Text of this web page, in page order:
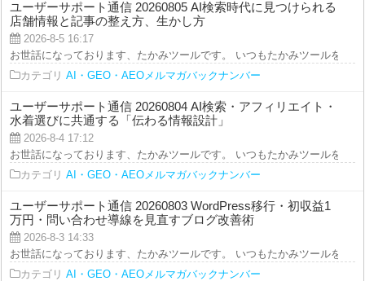
ユーザーサポート通信 20260805 AI検索時代に見つけられる
店舗情報と記事の整え方、生かし方
2026-8-5 16:17
お世話になっております、たかみツールです。 いつもたかみツールをご
カテゴリ AI・GEO・AEOメルマガバックナンバー
ユーザーサポート通信 20260804 AI検索・アフィリエイト・
水着選びに共通する「伝わる情報設計」
2026-8-4 17:12
お世話になっております、たかみツールです。 いつもたかみツールをご
カテゴリ AI・GEO・AEOメルマガバックナンバー
ユーザーサポート通信 20260803 WordPress移行・初収益1
万円・問い合わせ導線を見直すブログ改善術
2026-8-3 14:33
お世話になっております、たかみツールです。 いつもたかみツールをご
カテゴリ AI・GEO・AEOメルマガバックナンバー